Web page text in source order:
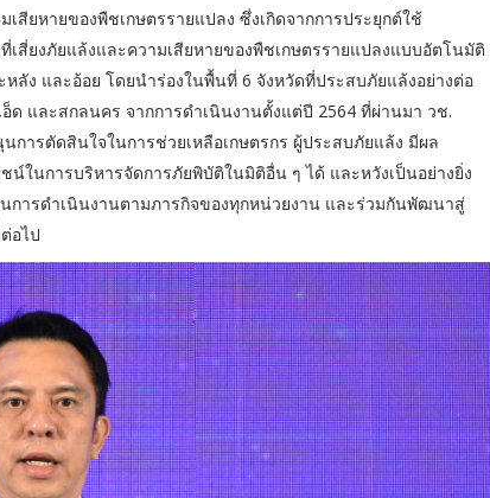
ยหายของพืชเกษตรรายแปลง ซึ่งเกิดจากการประยุกต์ใช้
สี่ยงภัยแล้งและความเสียหายของพืชเกษตรรายแปลงแบบอัตโนมัติ
ง และอ้อย โดยนำร่องในพื้นที่ 6 จังหวัดที่ประสบภัยแล้งอย่างต่อ
ด และสกลนคร จากการดำเนินงานตั้งแต่ปี 2564 ที่ผ่านมา วช.
ารตัดสินใจในการช่วยเหลือเกษตรกร ผู้ประสบภัยแล้ง มีผล
ในการบริหารจัดการภัยพิบัติในมิติอื่น ๆ ได้ และหวังเป็นอย่างยิ่ง
ารดำเนินงานตามภารกิจของทุกหน่วยงาน และร่วมกันพัฒนาสู่
อไป